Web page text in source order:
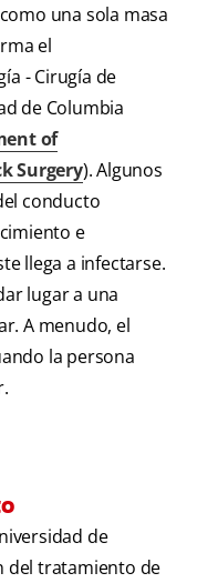
una sola masa
el
- Cirugía de
de Columbia
of
Surgery). Algunos
conducto
e
llega a infectarse.
lugar a una
A menudo, el
la persona
de
del tratamiento de